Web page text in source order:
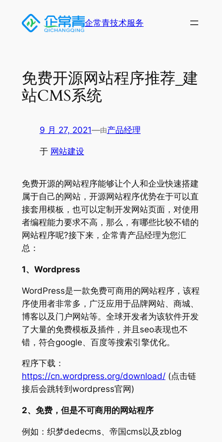
企常青技术服务
免费开源网站程序推荐_建
站CMS系统
9 月 27, 2021—由产品经理
于 网站建设
免费开源的网站程序能够让个人和企业快速搭建
属于自己的网站，开源网站程序优势在于可以直
接套用模板，也可以定制开发网站页面，对使用
者编程能力要求不高，那么，有哪些比较不错的
网站程序呢?接下来，企常青产品经理为您汇
总：
1、Wordpress
WordPress是一款免费可商用的网站程序，该程
序使用者非常多，广泛应用于品牌网站、商城、
博客以及门户网站等。全球开发者为该软件开发
了大量的免费模板及插件，并且seo表现也不
错，符合google、百度等搜索引擎优化。
程序下载：
https://cn.wordpress.org/download/(点击链
接后会跳转到wordpress官网)
2、免费，但是不可商用的网站程序
例如：织梦dedecms、帝国cms以及zblog